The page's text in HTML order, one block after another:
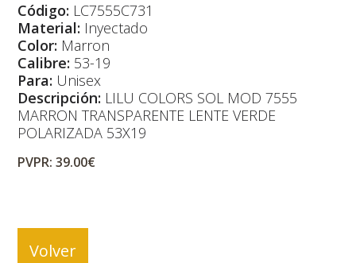
Código: LC7555C731
Material: Inyectado
Color: Marron
Calibre: 53-19
Para: Unisex
Descripción: LILU COLORS SOL MOD 7555
MARRON TRANSPARENTE LENTE VERDE
POLARIZADA 53X19
PVPR: 39.00€
Volver